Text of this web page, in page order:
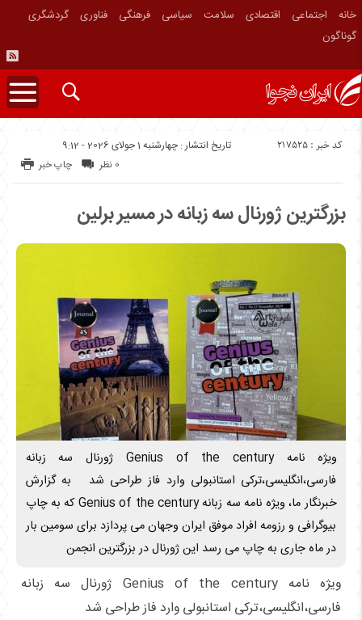
خانه اجتماعی اقتصادی سلامت سیاسی فرهنگی فناوری
گردشگری
گوناگون
تاریخ انتشار : چهارشنبه 1 جولای 2026 - 9:12 کد خبر : 217525
چاپ خبر 0 نظر
بزرگترین ژورنال سه زبانه در مسیر برلین
ویژه نامه Genius of the century ژورنال سه زبانه
فارسی،انگلیسی،ترکی استانبولی وارد فاز طراحی شد به گزارش
خبرنگار ما، ویژه نامه سه زبانه Genius of the century که به چاپ
بیوگرافی و رزومه افراد موفق ایران وجهان می پردازد برای سومین بار
در ماه جاری به چاپ می رسد این ژورنال در بزرگترین انجمن
ویژه نامه Genius of the century ژورنال سه زبانه
فارسی،انگلیسی،ترکی استانبولی وارد فاز طراحی شد